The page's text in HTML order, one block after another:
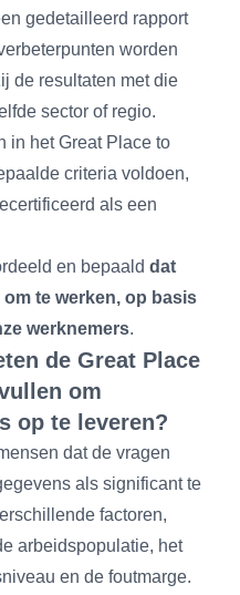
gedetailleerd rapport
worden
de resultaten met die
sector of regio.
in het Great Place to
criteria voldoen,
als een
en bepaald dat
te werken, op basis
werknemers.
de Great Place
om
op te leveren?
dat de vragen
als significant te
factoren,
arbeidspopulatie, het
en de foutmarge.